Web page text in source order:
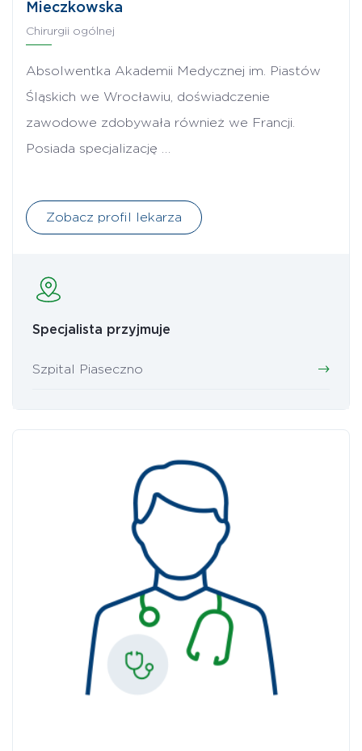
Mieczkowska
Chirurgii ogólnej
Absolwentka Akademii Medycznej im. Piastów
Śląskich we Wrocławiu, doświadczenie
zawodowe zdobywała również we Francji.
Posiada specjalizację …
Zobacz profil lekarza
Specjalista przyjmuje
Szpital Piaseczno